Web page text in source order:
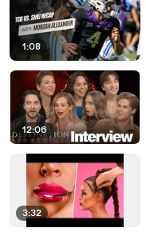
1:08
12:06
3:32